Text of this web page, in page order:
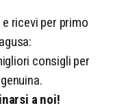
ricevi per primo
consigli per
a noi!